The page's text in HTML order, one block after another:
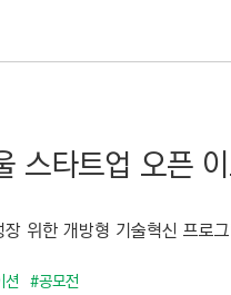
스타트업 오픈
위한 개방형 기술혁신 프로
션 #공모전